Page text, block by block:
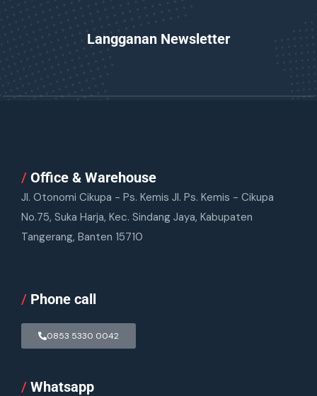
Langganan Newsletter
/ Office & Warehouse
Jl. Otonomi Cikupa - Ps. Kemis Jl. Ps. Kemis - Cikupa
No.75, Suka Harja, Kec. Sindang Jaya, Kabupaten
Tangerang, Banten 15710
/ Phone call
0853 5330 0042
/ Whatsapp